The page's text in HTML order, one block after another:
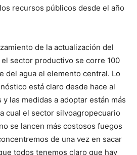
recursos públicos desde el año
de la actualización del
el sector productivo se corre 100
del agua el elemento central. Lo
está claro desde hace al
las medidas a adoptar están más
cual el sector silvoagropecuario
se lancen más costosos fuegos
de una vez en sacar
todos tenemos claro que hay